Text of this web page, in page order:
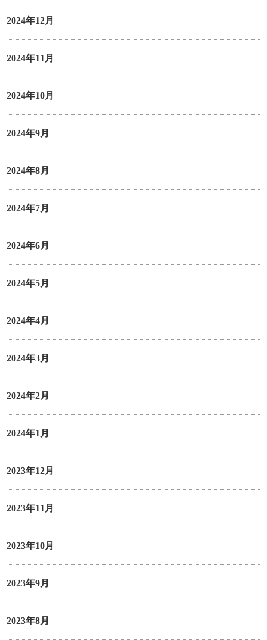
2024年12月
2024年11月
2024年10月
2024年9月
2024年8月
2024年7月
2024年6月
2024年5月
2024年4月
2024年3月
2024年2月
2024年1月
2023年12月
2023年11月
2023年10月
2023年9月
2023年8月